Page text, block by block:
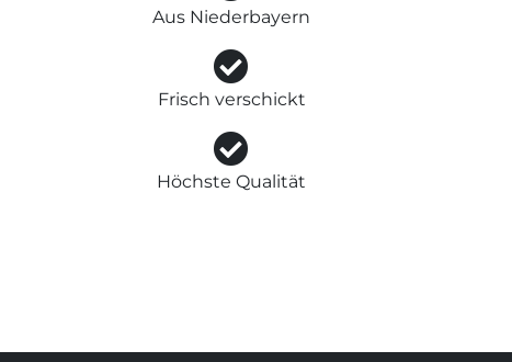
Aus Niederbayern
Frisch verschickt
Höchste Qualität